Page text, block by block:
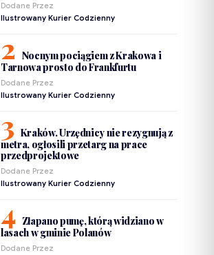
Dodane Przez
Ilustrowany Kurier Codzienny
Nocnym pociągiem z Krakowa i
Tarnowa prosto do Frankfurtu
Dodane Przez
Ilustrowany Kurier Codzienny
Kraków. Urzędnicy nie rezygnują z
metra, ogłosili przetarg na prace
przedprojektowe
Dodane Przez
Ilustrowany Kurier Codzienny
Złapano pumę, którą widziano w
lasach w gminie Polanów
Dodane Przez